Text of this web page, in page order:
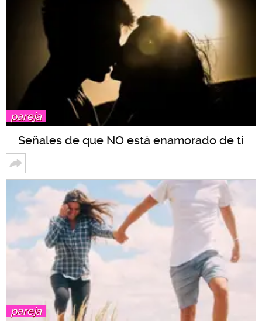
pareja
Señales de que NO está enamorado de ti
pareja